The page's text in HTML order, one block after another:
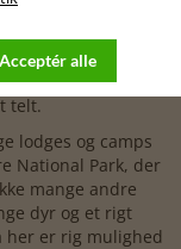
gennem mange
æde
telt.
lodges og camps
National Park, der
mange andre
dyr og et rigt
her er rig mulighed
Acceptér alle